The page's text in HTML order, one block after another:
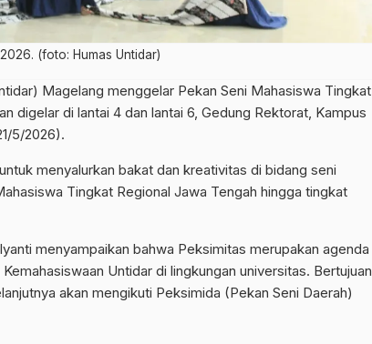
(foto: Humas Untidar)
Magelang menggelar Pekan Seni Mahasiswa Tingkat
digelar di lantai 4 dan lantai 6, Gedung Rektorat, Kampus
5/2026).
menyalurkan bakat dan kreativitas di bidang seni
Tingkat Regional Jawa Tengah hingga tingkat
menyampaikan bahwa Peksimitas merupakan agenda
Untidar di lingkungan universitas. Bertujuan
akan mengikuti Peksimida (Pekan Seni Daerah)